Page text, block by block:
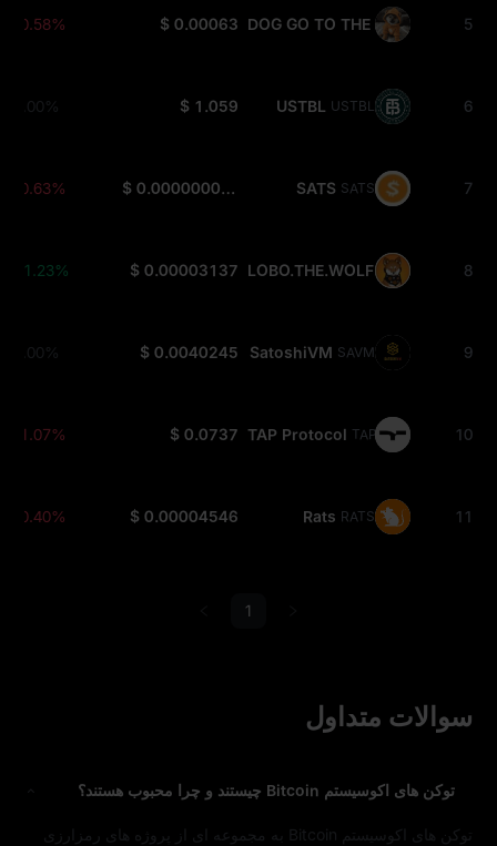
5
DOG GO TO THE MOON
$ 0.00063
-0.58%
6
USTBL USTBL
$ 1.059
0.00%
7
SATS SATS
$ 0.000000010541
-0.63%
8
LOBO.THE.WOLF.PUP
$ 0.00003137
+1.23%
9
SatoshiVM SAVM
$ 0.0040245
0.00%
10
TAP Protocol TAP
$ 0.0737
-1.07%
11
Rats RATS
$ 0.00004546
-0.40%
1
سوالات متداول
توکن‌ های اکوسیستم Bitcoin چیستند و چرا محبوب هستند؟
توکن‌ های اکوسیستم Bitcoin به مجموعه‌ ای از پروژه‌ های رمزارزی